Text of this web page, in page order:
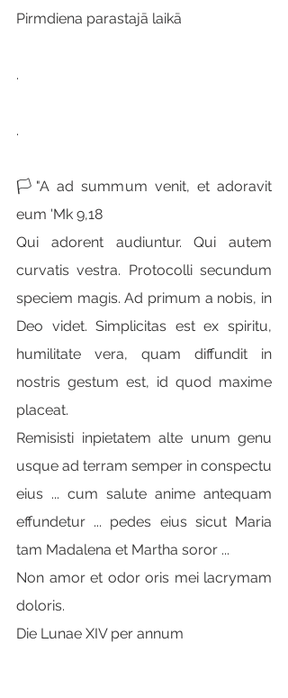
Pirmdiena parastajā laikā
.
.
🏳"A ad summum venit, et adoravit
eum 'Mk 9,18
Qui adorent audiuntur. Qui autem
curvatis vestra. Protocolli secundum
speciem magis. Ad primum a nobis, in
Deo videt. Simplicitas est ex spiritu,
humilitate vera, quam diffundit in
nostris gestum est, id quod maxime
placeat.
Remisisti inpietatem alte unum genu
usque ad terram semper in conspectu
eius ... cum salute anime antequam
effundetur ... pedes eius sicut Maria
tam Madalena et Martha soror ...
Non amor et odor oris mei lacrymam
doloris.
Die Lunae XIV per annum